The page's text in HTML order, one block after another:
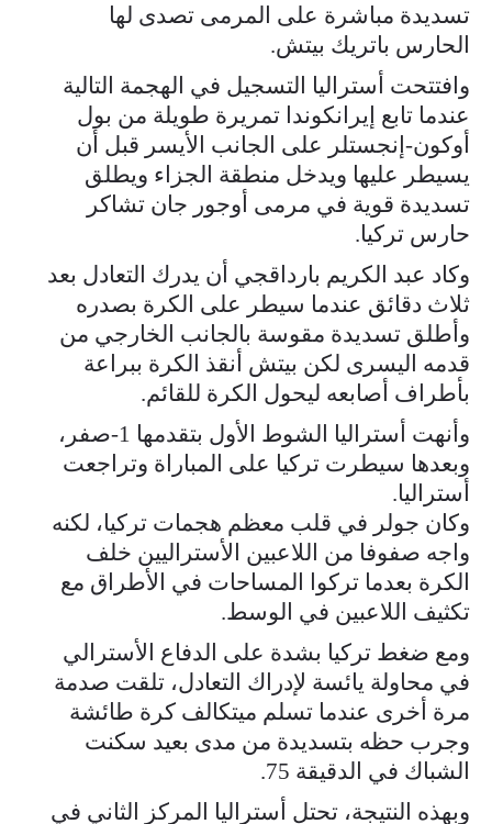
تسديدة مباشرة على المرمى تصدى لها
الحارس باتريك بيتش.
وافتتحت أستراليا التسجيل في الهجمة التالية
عندما تابع إيرانكوندا تمريرة طويلة من بول
أوكون-إنجستلر على الجانب الأيسر قبل أن
يسيطر عليها ويدخل منطقة الجزاء ويطلق
تسديدة قوية في مرمى أوجور جان تشاكر
حارس تركيا.
وكاد عبد الكريم بارداقجي أن يدرك التعادل بعد
ثلاث دقائق عندما سيطر على الكرة بصدره
وأطلق تسديدة مقوسة بالجانب الخارجي من
قدمه اليسرى لكن بيتش أنقذ الكرة ببراعة
بأطراف أصابعه ليحول الكرة للقائم.
وأنهت أستراليا الشوط الأول بتقدمها 1-صفر،
وبعدها سيطرت تركيا على المباراة وتراجعت
أستراليا.
وكان جولر في قلب معظم هجمات تركيا، لكنه
واجه صفوفا من اللاعبين الأستراليين خلف
الكرة بعدما تركوا المساحات في الأطراق مع
تكثيف اللاعبين في الوسط.
ومع ضغط تركيا بشدة على الدفاع الأسترالي
في محاولة يائسة لإدراك التعادل، تلقت صدمة
مرة أخرى عندما تسلم ميتكالف كرة طائشة
وجرب حظه بتسديدة من مدى بعيد سكنت
الشباك في الدقيقة 75.
وبهذه النتيجة، تحتل أستراليا المركز الثاني في